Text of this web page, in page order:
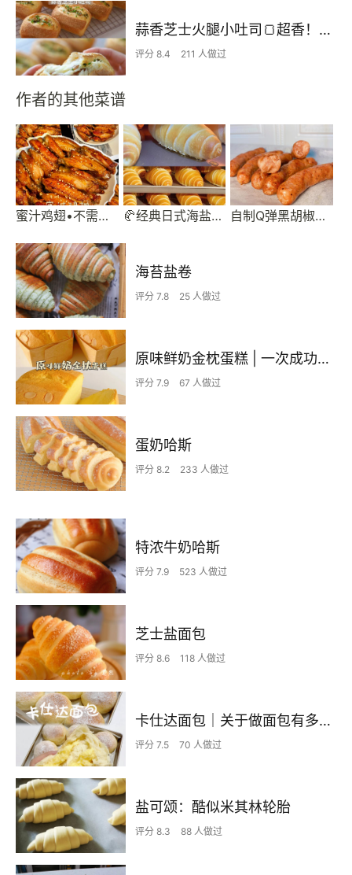
蒜香芝士火腿小吐司🍞超香！无法抗拒的咸口面包
评分 8.4 211 人做过
作者的其他菜谱
蜜汁鸡翅•不需要蜂蜜的蜜汁鸡翅 🥐经典日式海盐卷｜百吃不腻越嚼越香 自制Q弹黑胡椒脆皮肠•玉米香肠，脆肠，反复亲试😝😝
海苔盐卷
评分 7.8 25 人做过
原味鲜奶金枕蛋糕 | 一次成功so easy ‼️
评分 7.9 67 人做过
蛋奶哈斯
评分 8.2 233 人做过
特浓牛奶哈斯
评分 7.9 523 人做过
芝士盐面包
评分 8.6 118 人做过
卡仕达面包｜关于做面包有多治愈这件事
评分 7.5 70 人做过
盐可颂：酷似米其林轮胎
评分 8.3 88 人做过